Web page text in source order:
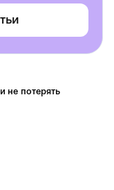
не потерять